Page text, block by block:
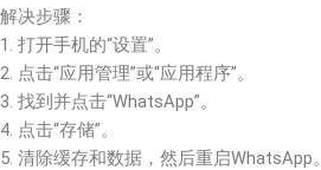
解决步骤：
1. 打开手机的“设置”。
2. 点击“应用管理”或“应用程序”。
3. 找到并点击“WhatsApp”。
4. 点击“存储”。
5. 清除缓存和数据，然后重启WhatsApp。